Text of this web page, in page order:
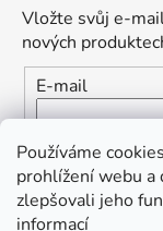
Používáme
prohlížení webu a
zlepšovali jeho
informací
Vložte svůj e-
nových
E-mail
Vložením e-
osobních údajů
PŘIHLÁSIT